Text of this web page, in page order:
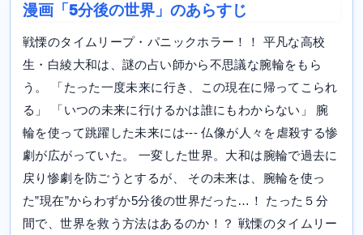
漫画「5分後の世界」のあらすじ
戦慄のタイムリープ・パニックホラー！！ 平凡な高校
生・白綾大和は、謎の占い師から不思議な腕輪をもら
う。 「たった一度未来に行き、この現在に帰ってこられ
る」 「いつの未来に行けるかは誰にもわからない」 腕
輪を使って跳躍した未来には--- 仏像が人々を虐殺する惨
劇が広がっていた。 一変した世界。大和は腕輪で過去に
戻り惨劇を防ごうとするが、 その未来は、腕輪を使っ
た”現在”からわずか5分後の世界だった…！ たった５分
間で、世界を救う方法はあるのか！？ 戦慄のタイムリー